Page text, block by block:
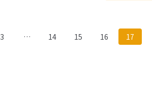
3 … 14 15 16 17